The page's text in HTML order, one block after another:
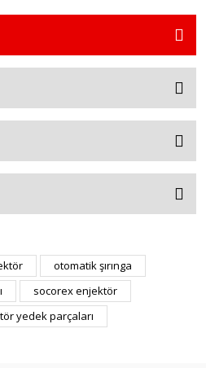
otomatik şırınga
socorex enjektör
yedek parçaları